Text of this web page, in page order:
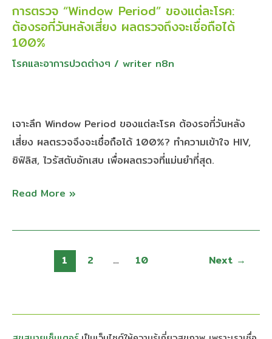
ครรภ์”
และ
ป้องกัน
เชื้อ
ส่ง
ถึง
การตรวจ “Window Period” ของแต่ละโรค:
ต้องรอกี่วันหลังเสี่ยง ผลตรวจถึงจะเชื่อถือได้
100%
โรคและอาการปวดต่างๆ / writer n8n
เจาะลึก Window Period ของแต่ละโรค ต้องรอกี่วันหลัง
เสี่ยง ผลตรวจจึงจะเชื่อถือได้ 100%? ทำความเข้าใจ HIV,
ซิฟิลิส, ไวรัสตับอักเสบ เพื่อผลตรวจที่แม่นยำที่สุด.
การ
ตรวจ
“Window
Period”
โรค:
ต้อง
รอ
วัน
เสี่ยง
Read More »
1 2 … 10 Next →